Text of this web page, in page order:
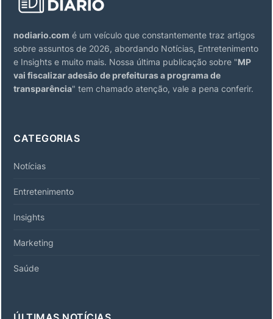
nodiario.com é um veículo que constantemente traz artigos
sobre assuntos de 2026, abordando Notícias, Entretenimento
e Insights e muito mais. Nossa última publicação sobre "MP
vai fiscalizar adesão de prefeituras a programa de
transparência" tem chamado atenção, vale a pena conferir.
CATEGORIAS
Notícias
Entretenimento
Insights
Marketing
Saúde